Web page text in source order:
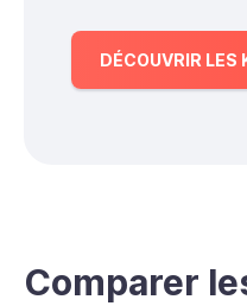
DÉCOUVRIR LES
Comparer